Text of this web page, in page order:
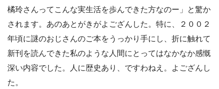
橘玲さんってこんな実生活を歩んできた方なのー」と驚か
されます。あのあとがきがよござんした。特に、２００２
年頃に謎のおじさんのご本をうっかり手にし、折に触れて
新刊を読んできた私のような人間にとってはなかなか感慨
深い内容でした。人に歴史あり、ですわねえ。よござんし
た。